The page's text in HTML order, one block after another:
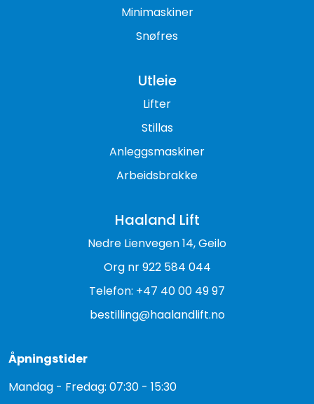
Minimaskiner
Snøfres
Utleie
Lifter
Stillas
Anleggsmaskiner
Arbeidsbrakke
Haaland Lift
Nedre Lienvegen 14, Geilo
Org nr 922 584 044
Telefon: +47 40 00 49 97
bestilling@haalandlift.no
Åpningstider
Mandag - Fredag: 07:30 - 15:30